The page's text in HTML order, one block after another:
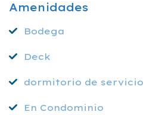
Amenidades
Bodega
Deck
dormitorio de servicio
En Condominio